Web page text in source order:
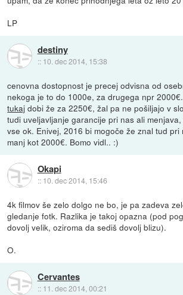
LP
destiny
:: 10. dec 2014, 15:38
cenovna dostopnost je precej odvisna od
nekoga je to do 1000e, za drugega npr
tukaj dobi že za 2250€, žal pa ne pošiljajo v
tudi uveljavljanje garancije pri nas ali
vse ok. Enivej, 2016 bi mogoče že znal tud
manj kot 2000€. Bomo vidl.. :)
Okapi
:: 10. dec 2014, 15:46
4k filmov še zelo dolgo ne bo, je pa zadeva
gledanje fotk. Razlika je takoj opazna (pod
dovolj velik, oziroma da sediš dovolj blizu).
O.
Cervantes
:: 11. dec 2014, 00:21